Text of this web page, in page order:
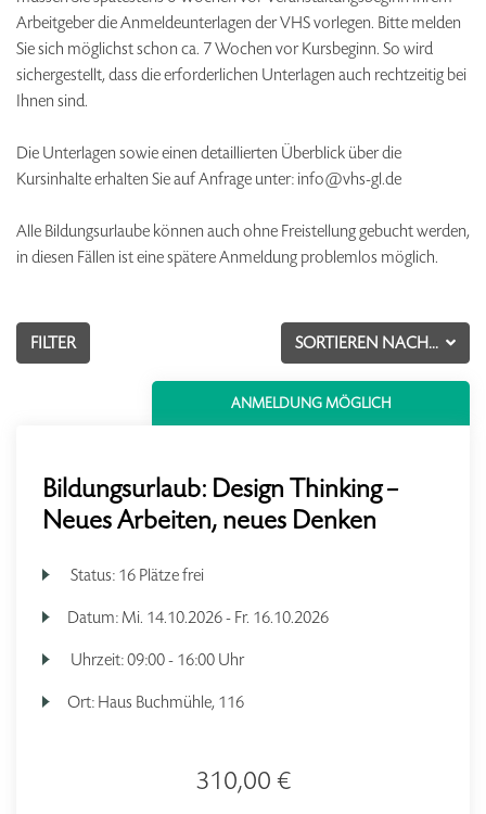
Arbeitgeber die Anmeldeunterlagen der VHS vorlegen. Bitte melden
Sie sich möglichst schon ca. 7 Wochen vor Kursbeginn. So wird
sichergestellt, dass die erforderlichen Unterlagen auch rechtzeitig bei
Ihnen sind.
Die Unterlagen sowie einen detaillierten Überblick über die
Kursinhalte erhalten Sie auf Anfrage unter: info@vhs-gl.de
Alle Bildungsurlaube können auch ohne Freistellung gebucht werden,
in diesen Fällen ist eine spätere Anmeldung problemlos möglich.
SORTIEREN NACH...
FILTER
ANMELDUNG MÖGLICH
Bildungsurlaub: Design Thinking –
Neues Arbeiten, neues Denken
Status: 16 Plätze frei
Datum: Mi. 14.10.2026 - Fr. 16.10.2026
Uhrzeit:09:00 - 16:00 Uhr
Ort: Haus Buchmühle, 116
310,00 €